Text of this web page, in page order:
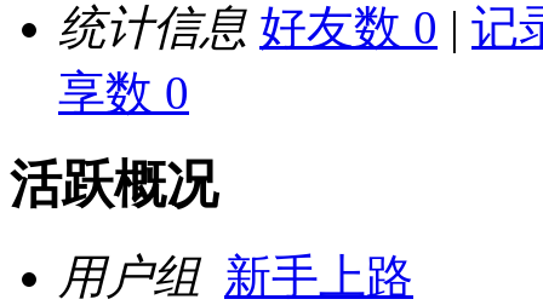
统计信息 好友数 0 | 记
享数 0
活跃概况
用户组 新手上路